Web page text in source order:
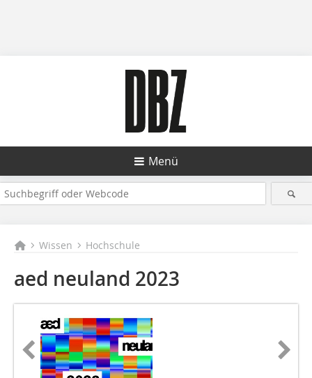
Menü
Wissen Hochschule
aed neuland 2023